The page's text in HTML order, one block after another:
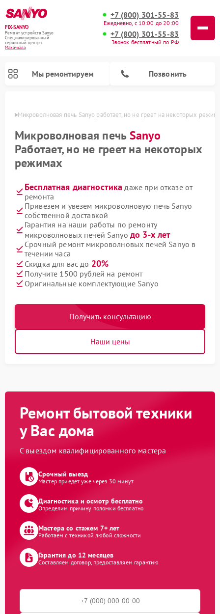
FIX-SANYO
Ремонт устройств Sanyo
Специализированный
cервисный центр г.
Махачкала
+7 (800) 301-55-83
Ежедневно, с 10:00 до 20:00
+7 (800) 301-55-83
Звонок бесплатный по РФ
Мы ремонтируем Позвонить
Микроволновая печь Sanyo работает, но не греет на некоторых
Микроволновая печьSanyo
Работает, но не греет на некоторых
режимах
Бесплатная диагностика даже при отказе от
ремонта
Привезем и увезем микроволновую печь Sanyo
собственной доставкой
Гарантия на наши работы по ремонту
микроволновых печей Sanyo до 3-х лет
Срочный ремонт микроволновых печей Sanyo в
течении часа
Скидка для вас до 20%
Получите 1500 рублей на ремонт
Оригинальные комплектующие Sanyo
Получить консультацию
Наши цены
Ремонт бытовой техники
у Вас дома
С выездом квалифицированного мастера
Срочный выезд
Мастер приедет уже через 30 минут
Диагностика и осмотр бесплатно
Определим причину поломки бесплатно
Мастера со стажем 7+ лет
Работаем с техникой любой сложности
Гарантия до 12 месяцев
Составляем договор, предоставляем гарантию